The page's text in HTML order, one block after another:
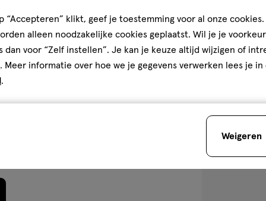
je
Gebruiksgemak
Gebruiksgemak, 4.0 van 5
4.0
5
sterren
op
basis
14
reviews
aan
“Accepteren” klikt, geef je toestemming voor al onze cookies.
alleen noodzakelijke cookies geplaatst. Wil je je
dan voor “Zelf instellen”. Je kan je keuze altijd wijzigen of
. Meer informatie over hoe we je gegevens verwerken lees je in
.
Weigeren